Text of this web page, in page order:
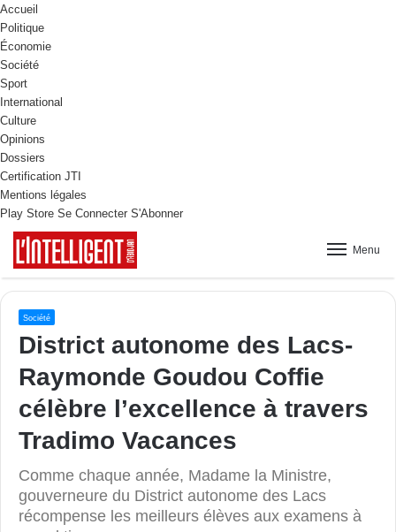
Accueil
Politique
Économie
Société
Sport
International
Culture
Opinions
Dossiers
Certification JTI
Mentions légales
Play Store Se Connecter S'Abonner
Menu
Société
District autonome des Lacs-
Raymonde Goudou Coffie
célèbre l’excellence à travers
Tradimo Vacances
Comme chaque année, Madame la Ministre,
gouverneure du District autonome des Lacs
récompense les meilleurs élèves aux examens à